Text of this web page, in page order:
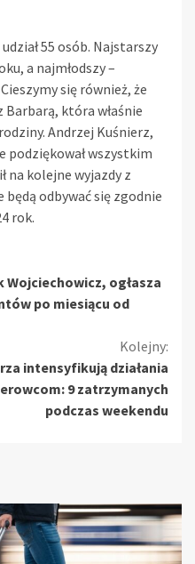
55 osób. Najstarszy
a najmłodszy –
się również, że
która właśnie
Andrzej Kuśnierz,
podziękował wszystkim
na kolejne wyjazdy z
będą odbywać się zgodnie
rok.
ogłasza
po miesiącu od
Kolejny:
intensyfikują działania
9 zatrzymanych
podczas weekendu